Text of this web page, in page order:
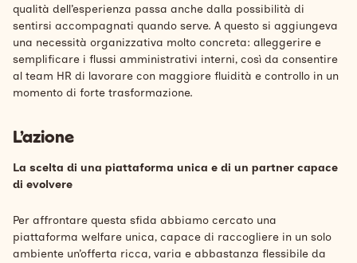
qualità dell’esperienza passa anche dalla possibilità di
sentirsi accompagnati quando serve. A questo si aggiungeva
una necessità organizzativa molto concreta: alleggerire e
semplificare i flussi amministrativi interni, così da consentire
al team HR di lavorare con maggiore fluidità e controllo in un
momento di forte trasformazione.
L’azione
La scelta di una piattaforma unica e di un partner capace
di evolvere
Per affrontare questa sfida abbiamo cercato una
piattaforma welfare unica, capace di raccogliere in un solo
ambiente un’offerta ricca, varia e abbastanza flessibile da